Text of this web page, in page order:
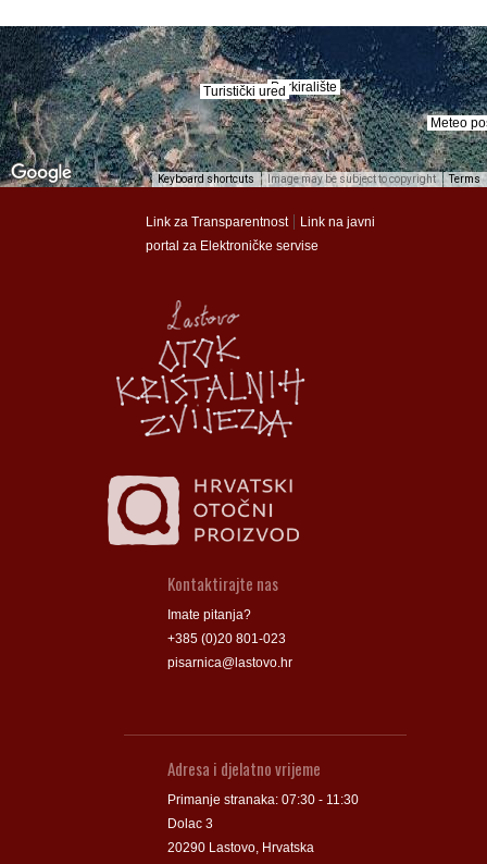
Meteo
Turistički uredParkiralište
Groblje
Meteo
Turistički uredParkiralište
Groblje
Keyboard shortcuts Image may be subject to copyright Terms
Link za Transparentnost| Link na javni
portal za Elektroničke servise
Kontaktirajte nas
Imate pitanja?
+385 (0)20 801-023
pisarnica@lastovo.hr
Adresa i djelatno vrijeme
Primanje stranaka: 07:30 - 11:30
Dolac 3
20290 Lastovo, Hrvatska